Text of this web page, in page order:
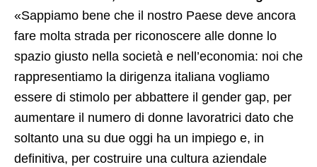
«Sappiamo bene che il nostro Paese deve ancora
fare molta strada per riconoscere alle donne lo
spazio giusto nella società e nell’economia: noi che
rappresentiamo la dirigenza italiana vogliamo
essere di stimolo per abbattere il gender gap, per
aumentare il numero di donne lavoratrici dato che
soltanto una su due oggi ha un impiego e, in
definitiva, per costruire una cultura aziendale